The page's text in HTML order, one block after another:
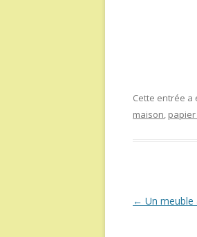
Cette entrée a
maison,
Navigation
← Un meuble